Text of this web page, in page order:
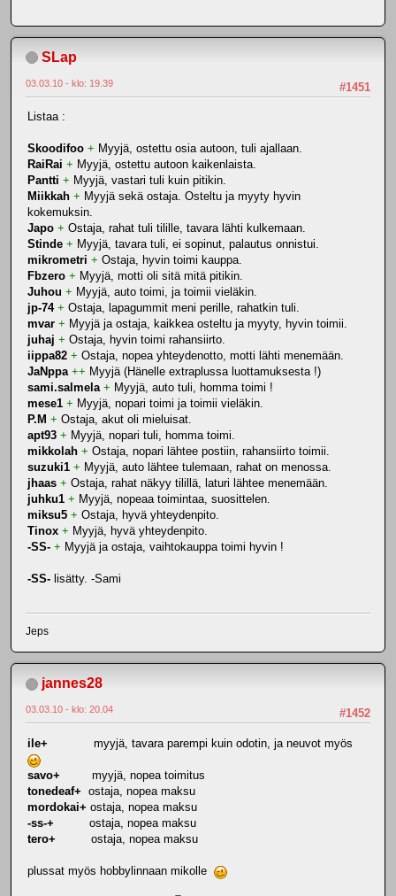
SLap
#1451
03.03.10 - klo: 19.39
Listaa :
Skoodifoo + Myyjä, ostettu osia autoon, tuli ajallaan.
RaiRai + Myyjä, ostettu autoon kaikenlaista.
Pantti + Myyjä, vastari tuli kuin pitikin.
Miikkah + Myyjä sekä ostaja. Osteltu ja myyty hyvin
kokemuksin.
Japo + Ostaja, rahat tuli tilille, tavara lähti kulkemaan.
Stinde + Myyjä, tavara tuli, ei sopinut, palautus onnistui.
mikrometri + Ostaja, hyvin toimi kauppa.
Fbzero + Myyjä, motti oli sitä mitä pitikin.
Juhou + Myyjä, auto toimi, ja toimii vieläkin.
jp-74 + Ostaja, lapagummit meni perille, rahatkin tuli.
mvar + Myyjä ja ostaja, kaikkea osteltu ja myyty, hyvin toimii.
juhaj + Ostaja, hyvin toimi rahansiirto.
iippa82 + Ostaja, nopea yhteydenotto, motti lähti menemään.
JaNppa ++ Myyjä (Hänelle extraplussa luottamuksesta !)
sami.salmela + Myyjä, auto tuli, homma toimi !
mese1 + Myyjä, nopari toimi ja toimii vieläkin.
P.M + Ostaja, akut oli mieluisat.
apt93 + Myyjä, nopari tuli, homma toimi.
mikkolah + Ostaja, nopari lähtee postiin, rahansiirto toimii.
suzuki1 + Myyjä, auto lähtee tulemaan, rahat on menossa.
jhaas + Ostaja, rahat näkyy tilillä, laturi lähtee menemään.
juhku1 + Myyjä, nopeaa toimintaa, suosittelen.
miksu5 + Ostaja, hyvä yhteydenpito.
Tinox + Myyjä, hyvä yhteydenpito.
-SS- + Myyjä ja ostaja, vaihtokauppa toimi hyvin !
-SS- lisätty. -Sami
Jeps
jannes28
#1452
03.03.10 - klo: 20.04
ile+ myyjä, tavara parempi kuin odotin, ja neuvot myös
savo+ myyjä, nopea toimitus
tonedeaf+ ostaja, nopea maksu
mordokai+ ostaja, nopea maksu
-ss-+ ostaja, nopea maksu
tero+ ostaja, nopea maksu
plussat myös hobbylinnaan mikolle